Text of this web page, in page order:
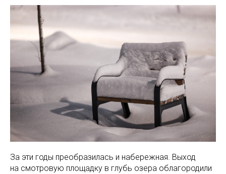
За эти годы преобразилась и набережная. Выход
на смотровую площадку в глубь озера облагородили